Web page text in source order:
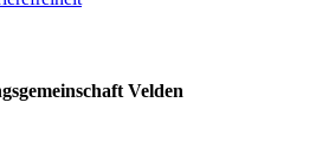
Velden